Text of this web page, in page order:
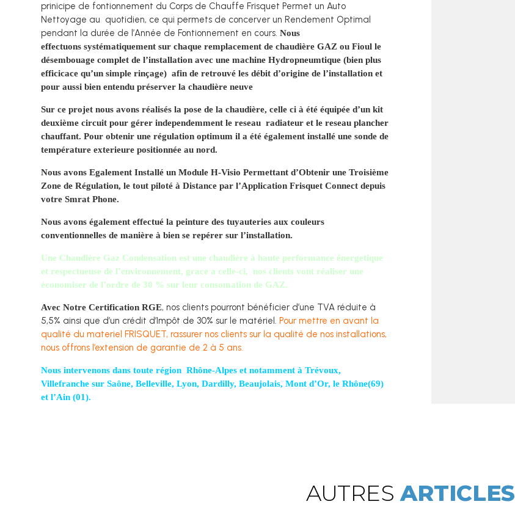
prinicipe de fontionnement du Corps de Chauffe Frisquet Permet un Auto
Nettoyage au quotidien, ce qui permets de concerver un Rendement Optimal
pendant la durée de l’Année de Fontionnement en cours.Nous
effectuons systématiquement sur chaque remplacement de chaudière GAZ ou Fioul le
désembouage complet de l’installation avec une machine Hydropneumtique (bien plus
efficicace qu’un simple rinçage) afin de retrouvé les débit d’origine de l’installation et
pour aussi bien entendu préserver la chaudière neuve
Sur ce projet nous avons réalisés la pose de la chaudière, celle ci à été équipée d’un kit
deuxième circuit pour gérer independemment le reseau radiateur et le reseau plancher
chauffant. Pour obtenir une régulation optimum il a été également installé une sonde de
température exterieure positionnée au nord.
Nous avons Egalement Installé un Module H-Visio Permettant d’Obtenir une Troisième
Zone de Régulation, le tout piloté à Distance par l’Application Frisquet Connect depuis
votre Smrat Phone.
Nous avons également effectué la peinture des tuyauteries aux couleurs
conventionnelles de manière à bien se repérer sur l’installation.
Une Chaudière Gaz Condensation est une chaudière à haute performance énergetique
et respectueuse de l’environnement, grace a celle-ci, nos clients vont réaliser une
économiser de l’ordre de 30 % sur leur consomation de GAZ.
Avec Notre Certification RGE, nos clients pourront bénéficier d’une TVA réduite à
5,5% ainsi que d’un crédit d’Impôt de 30% sur le matériel.Pour mettre en avant la
qualité du materiel FRISQUET, rassurer nos clients sur la qualité de nos installations,
nous offrons l’extension de garantie de 2 à 5 ans.
Nous intervenons dans toute région Rhône-Alpes et notamment à Trévoux,
Villefranche sur Saône,Belleville, Lyon, Dardilly, Beaujolais, Mont d’Or, le Rhône(69)
et l’Ain (01).
AUTRESARTICLES